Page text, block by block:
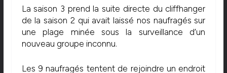
La saison 3 prend la suite directe du cliffhanger
de la saison 2 qui avait laissé nos naufragés sur
une plage minée sous la surveillance d’un
nouveau groupe inconnu.
Les 9 naufragés tentent de rejoindre un endroit